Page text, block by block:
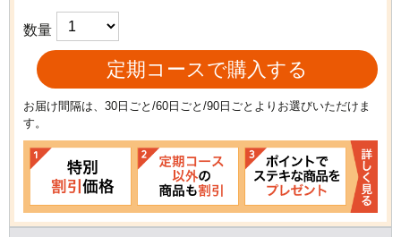
数量
定期コースで購入する
お届け間隔は、30日ごと/60日ごと/90日ごとよりお選びいただけま
す。